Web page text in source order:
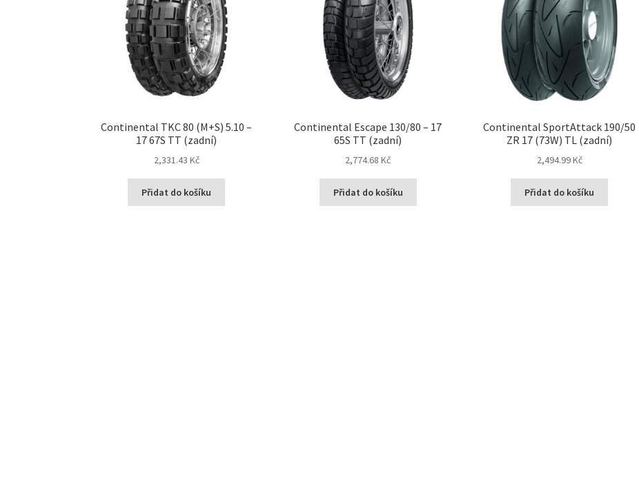
Continental TKC 80 (M+S) 5.10 –
17 67S TT (zadní)
2,331.43 Kč
Přidat do košíku
Continental Escape 130/80 – 17
65S TT (zadní)
2,774.68 Kč
Přidat do košíku
Continental SportAttack 190/50
ZR 17 (73W) TL (zadní)
2,494.99 Kč
Přidat do košíku